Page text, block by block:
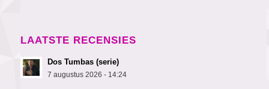
LAATSTE RECENSIES
Dos Tumbas (serie)
7 augustus 2026 - 14:24